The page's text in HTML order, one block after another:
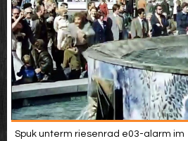
Spuk unterm riesenrad e03-alarm im